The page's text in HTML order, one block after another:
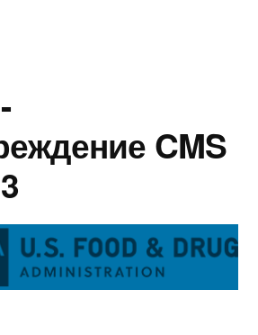
лекарственных CMS